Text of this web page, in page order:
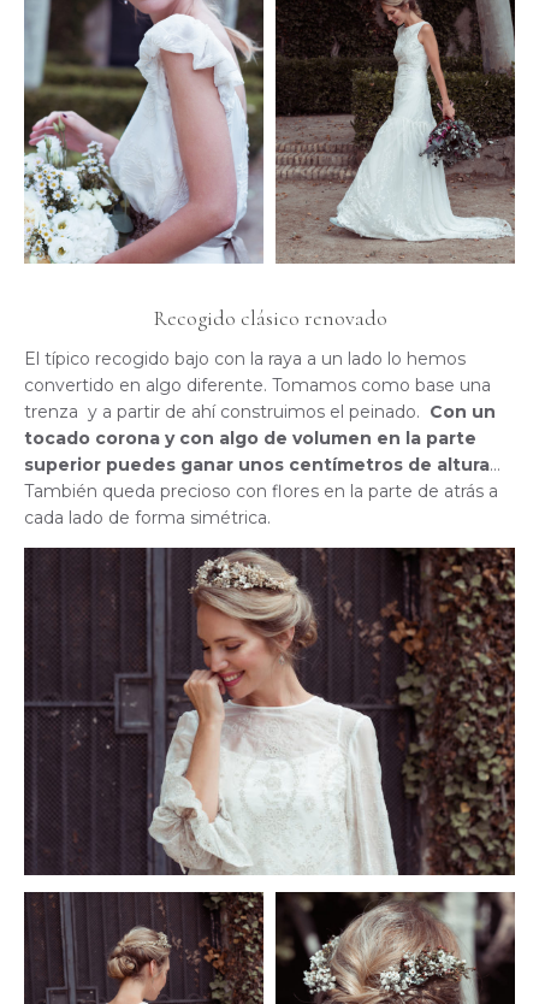
Recogido clásico renovado
El típico recogido bajo con la raya a un lado lo hemos
convertido en algo diferente. Tomamos como base una
trenza y a partir de ahí construimos el peinado. Con un
tocado corona y con algo de volumen en la parte
superior puedes ganar unos centímetros de altura…
También queda precioso con flores en la parte de atrás a
cada lado de forma simétrica.